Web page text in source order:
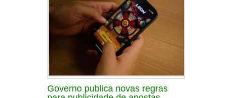
Governo publica novas regras